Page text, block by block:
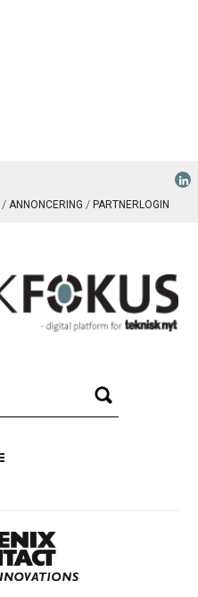
ANNONCERING PARTNERLOGIN